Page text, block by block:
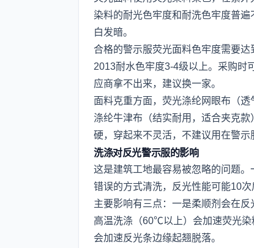
染料的耐光色牢度和耐洗色牢度普
白发暗。
合格的警示服荧光面料色牢度需要
2013耐水色牢度3-4级以上。采购时
应商拿不出来，建议换一家。
面料克重方面，荧光涤纶网眼布（
涤纶牛津布（结实耐用，适合夹克
硬，穿起来不灵活，不建议用在警示
洗涤对反光警示服的影响
这是建筑工地最容易被忽略的问题
错误的方式清洗，反光性能可能10次
主要影响有三点：一是柔顺剂会在
高温洗涤（60℃以上）会加速荧光
会加速反光条边缘起翘脱落。